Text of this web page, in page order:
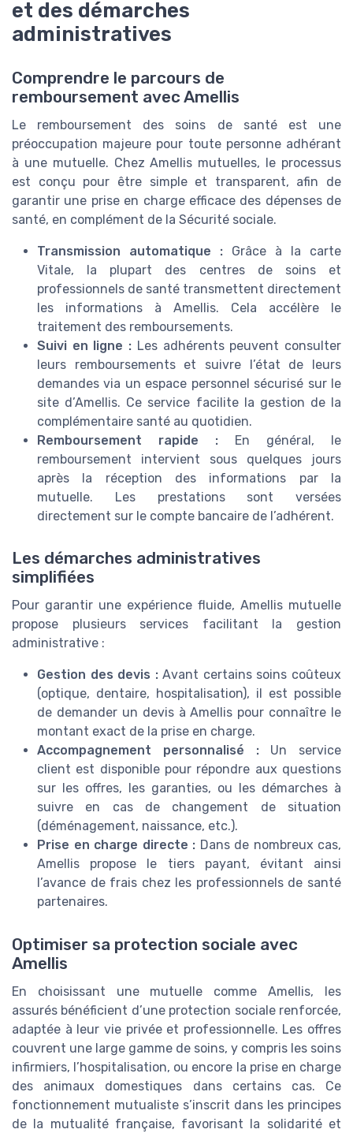
et des démarches
administratives
Comprendre le parcours de
remboursement avec Amellis
Le remboursement des soins de santé est une
préoccupation majeure pour toute personne adhérant
à une mutuelle. Chez Amellis mutuelles, le processus
est conçu pour être simple et transparent, afin de
garantir une prise en charge efficace des dépenses de
santé, en complément de la Sécurité sociale.
Transmission automatique : Grâce à la carte
Vitale, la plupart des centres de soins et
professionnels de santé transmettent directement
les informations à Amellis. Cela accélère le
traitement des remboursements.
Suivi en ligne : Les adhérents peuvent consulter
leurs remboursements et suivre l’état de leurs
demandes via un espace personnel sécurisé sur le
site d’Amellis. Ce service facilite la gestion de la
complémentaire santé au quotidien.
Remboursement rapide : En général, le
remboursement intervient sous quelques jours
après la réception des informations par la
mutuelle. Les prestations sont versées
directement sur le compte bancaire de l’adhérent.
Les démarches administratives
simplifiées
Pour garantir une expérience fluide, Amellis mutuelle
propose plusieurs services facilitant la gestion
administrative :
Gestion des devis :Avant certains soins coûteux
(optique, dentaire, hospitalisation), il est possible
de demander un devis à Amellis pour connaître le
montant exact de la prise en charge.
Accompagnement personnalisé :Un service
client est disponible pour répondre aux questions
sur les offres, les garanties, ou les démarches à
suivre en cas de changement de situation
(déménagement, naissance, etc.).
Prise en charge directe : Dans de nombreux cas,
Amellis propose le tiers payant, évitant ainsi
l’avance de frais chez les professionnels de santé
partenaires.
Optimiser sa protection sociale avec
Amellis
En choisissant une mutuelle comme Amellis, les
assurés bénéficient d’une protection sociale renforcée,
adaptée à leur vie privée et professionnelle. Les offres
couvrent une large gamme de soins, y compris les soins
infirmiers, l’hospitalisation, ou encore la prise en charge
des animaux domestiques dans certains cas. Ce
fonctionnement mutualiste s’inscrit dans les principes
de la mutualité française, favorisant la solidarité et